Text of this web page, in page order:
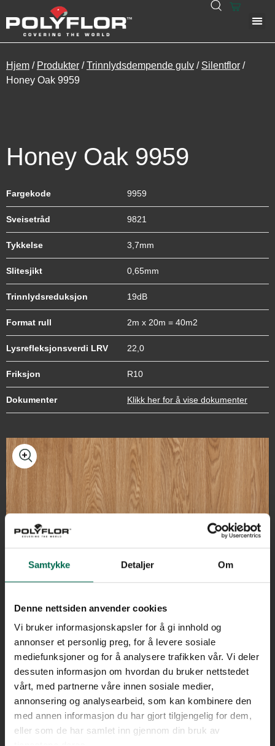
Samtykke Detaljer Om
Denne nettsiden anvender cookies
Vi bruker informasjonskapsler for å gi innhold og
annonser et personlig preg, for å levere sosiale
mediefunksjoner og for å analysere trafikken vår. Vi deler
dessuten informasjon om hvordan du bruker nettstedet
vårt, med partnerne våre innen sosiale medier,
annonsering og analysearbeid, som kan kombinere den
med annen informasjon du har gjort tilgjengelig for dem,
eller som de har samlet inn gjennom din bruk av
Hjem / Produkter /Trinnlydsdempende gulv / Silentflor /
Honey Oak 9959
Honey Oak 9959
Fargekode 9959
Sveisetråd 9821
Tykkelse 3,7mm
Slitesjikt 0,65mm
Trinnlydsreduksjon 19dB
Format rull 2m x 20m = 40m2
Lysrefleksjonsverdi LRV 22,0
Friksjon R10
Dokumenter Klikk her for å vise dokumenter
Se med lys bakgrunn
Eden Oak Parquet 8955
Dove Cement 8958
Sepia Cement 8960
Oyster 8962
Silver Oak 9951
Sun Bleached Oak 9952
Warm Limed Ash 9953
Roasted Limed Ash 9954